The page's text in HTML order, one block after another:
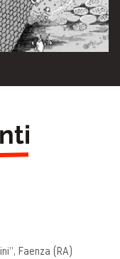
Faenza (RA)